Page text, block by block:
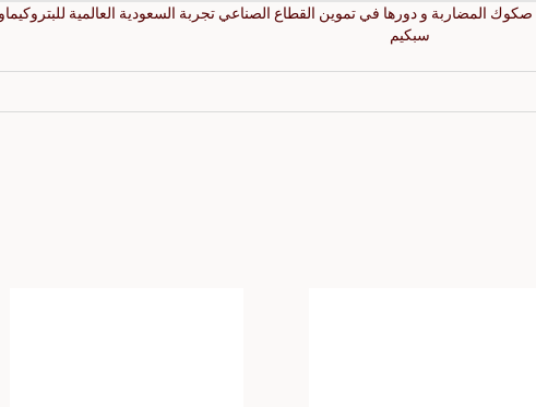
صكوك المضاربة و دورها في تموين القطاع الصناعي تجربة السعودية العالمية
سبكيم